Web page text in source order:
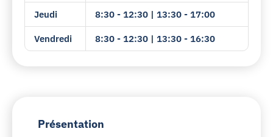
Jeudi 8:30 - 12:30 | 13:30 - 17:00
Vendredi 8:30 - 12:30 | 13:30 - 16:30
Présentation